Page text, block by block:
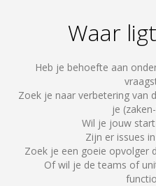
Waar
Heb je behoefte aan
Zoek je naar verbetering van
je
Wil je jouw
Zijn er issues
Zoek je een goeie opvolger
Of wil je de teams of